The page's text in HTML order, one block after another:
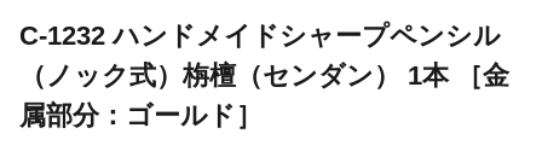
C-1232 ハンドメイドシャープペンシル
（ノック式）栴檀（センダン） 1本 ［金
属部分：ゴールド］